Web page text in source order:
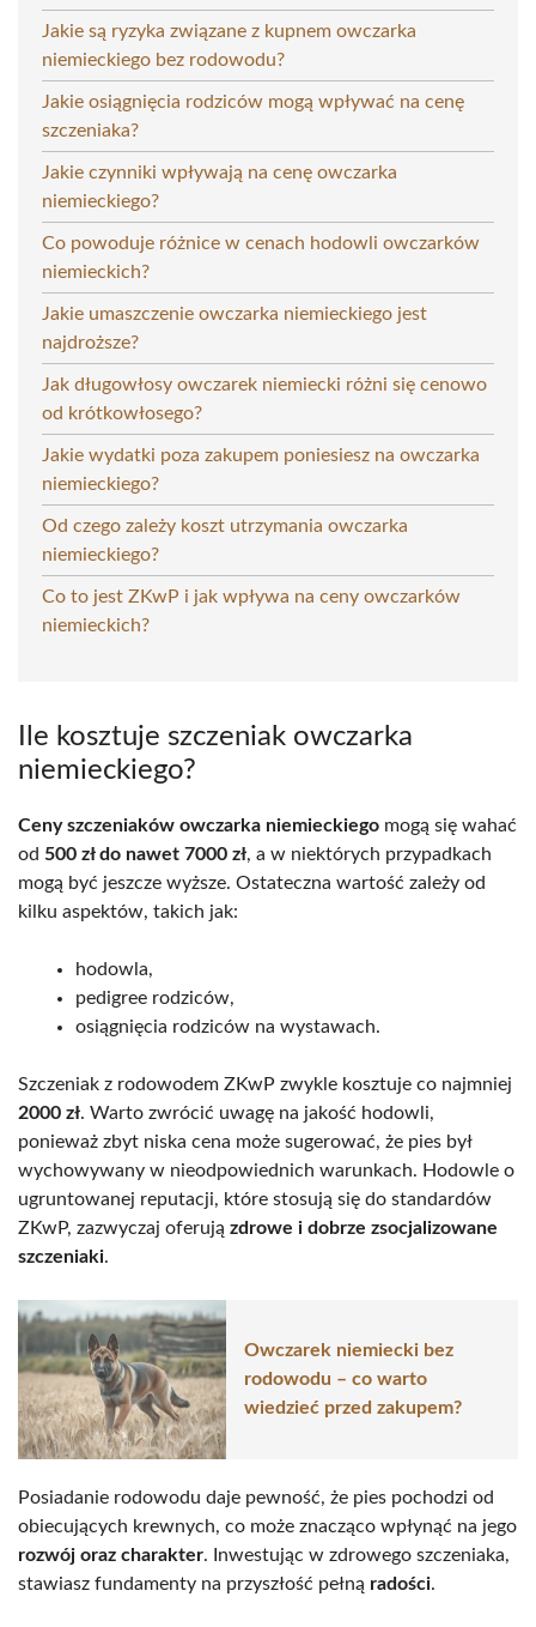
Jakie są ryzyka związane z kupnem owczarka
niemieckiego bez rodowodu?
Jakie osiągnięcia rodziców mogą wpływać na cenę
szczeniaka?
Jakie czynniki wpływają na cenę owczarka
niemieckiego?
Co powoduje różnice w cenach hodowli owczarków
niemieckich?
Jakie umaszczenie owczarka niemieckiego jest
najdroższe?
Jak długowłosy owczarek niemiecki różni się cenowo
od krótkowłosego?
Jakie wydatki poza zakupem poniesiesz na owczarka
niemieckiego?
Od czego zależy koszt utrzymania owczarka
niemieckiego?
Co to jest ZKwP i jak wpływa na ceny owczarków
niemieckich?
Ile kosztuje szczeniak owczarka
niemieckiego?
Ceny szczeniaków owczarka niemieckiego mogą się wahać
od 500 zł do nawet 7000 zł, a w niektórych przypadkach
mogą być jeszcze wyższe. Ostateczna wartość zależy od
kilku aspektów, takich jak:
hodowla,
pedigree rodziców,
osiągnięcia rodziców na wystawach.
Szczeniak z rodowodem ZKwP zwykle kosztuje co najmniej
2000 zł. Warto zwrócić uwagę na jakość hodowli,
ponieważ zbyt niska cena może sugerować, że pies był
wychowywany w nieodpowiednich warunkach. Hodowle o
ugruntowanej reputacji, które stosują się do standardów
ZKwP, zazwyczaj oferują zdrowe i dobrze zsocjalizowane
szczeniaki.
Owczarek niemiecki bez
rodowodu – co warto
wiedzieć przed zakupem?
Posiadanie rodowodu daje pewność, że pies pochodzi od
obiecujących krewnych, co może znacząco wpłynąć na jego
rozwój oraz charakter. Inwestując w zdrowego szczeniaka,
stawiasz fundamenty na przyszłość pełną radości.